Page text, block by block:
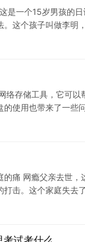
是一个15岁男孩的
。这个孩子叫做李明
络存储工具，它可以
的使用也带来了一些
的痛 网瘾父亲去世，
打击。这个家庭失去